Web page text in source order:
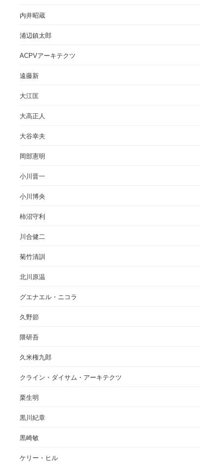
内井昭蔵
浦辺鎮太郎
ACPVアーキテクツ
遠藤新
大江匡
大高正人
大谷幸夫
岡部憲明
小川晋一
小川博央
柿沼守利
川合健二
菊竹清訓
北川原温
グエナエル・ニコラ
久野節
隈研吾
久米権九郎
クライン・ダイサム・アーキテクツ
栗生明
黒川紀章
黒崎敏
ケリー・ヒル